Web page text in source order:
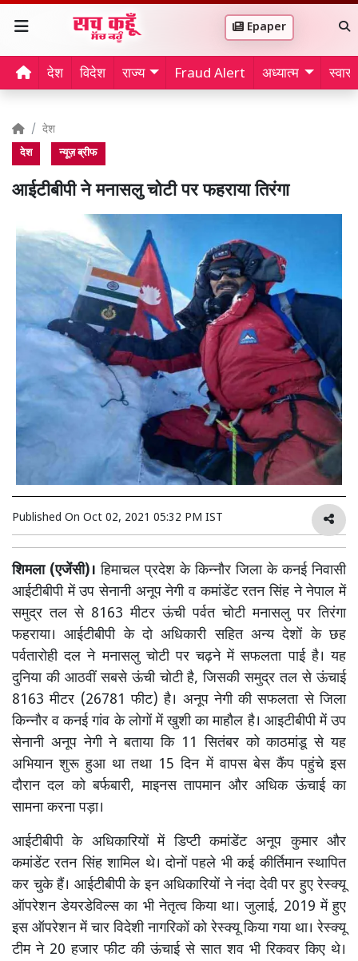
Epaper
देश विदेश राज्य Fraud Alert अध्यात्म
देश
देश न्यूज़ ब्रीफ
आईटीबीपी ने मनासलु चोटी पर फहराया तिरंगा
Published On Oct 02, 2021 05:32 PM IST
शिमला (एजेंसी)। हिमाचल प्रदेश के किन्नौर जिला के कनई निवासी
आईटीबीपी में उप सेनानी अनूप नेगी व कमांडेंट रतन सिंह ने नेपाल में
समुद्र तल से 8163 मीटर ऊंची पर्वत चोटी मनासलु पर तिरंगा
फहराया। आईटीबीपी के दो अधिकारी सहित अन्य देशों के छह
पर्वतारोही दल ने मनासलु चोटी पर चढ़ने में सफलता पाई है। यह
दुनिया की आठवीं सबसे ऊंची चोटी है, जिसकी समुद्र तल से ऊंचाई
8163 मीटर (26781 फीट) है। अनूप नेगी की सफलता से जिला
किन्नौर व कनई गांव के लोगों में खुशी का माहौल है। आइटीबीपी में उप
सेनानी अनूप नेगी ने बताया कि 11 सितंबर को काठमांडू से यह
अभियान शुरू हुआ था तथा 15 दिन में वापस बेस कैंप पहुंचे इस
दौरान दल को बर्फबारी, माइनस तापमान और अधिक ऊंचाई का
सामना करना पड़ा।
आईटीबीपी के अधिकारियों में डिप्टी कमांडेंट अनूप कुमार और
कमांडेंट रतन सिंह शामिल थे। दोनों पहले भी कई कीर्तिमान स्थापित
कर चुके हैं। आईटीबीपी के इन अधिकारियों ने नंदा देवी पर हुए रेस्क्यू
ऑपरेशन डेयरडेविल्स का भी नेतृत्व किया था। जुलाई, 2019 में हुए
इस ऑपरेशन में चार विदेशी नागरिकों को रेस्क्यू किया गया था। रेस्क्यू
टीम ने 20 हजार फीट की ऊंचाई से सात शव भी रिकवर किए थे।